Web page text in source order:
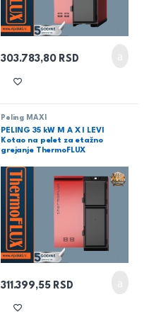
303.783,80 RSD
Peling MAXI
PELING 35 kW M A X I LEVI
Kotao na pelet za etažno
grejanje ThermoFLUX
311.399,55 RSD